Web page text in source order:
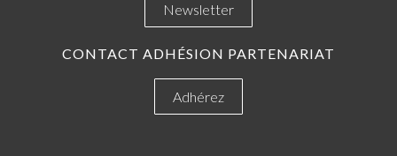
Newsletter
CONTACT ADHÉSION PARTENARIAT
Adhérez